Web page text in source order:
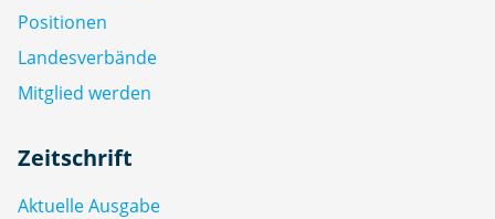
Positionen
Landesverbände
Mitglied werden
Zeitschrift
Aktuelle Ausgabe